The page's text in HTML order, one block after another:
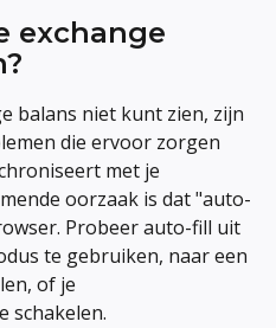
exchange
balans niet kunt zien, zijn
die ervoor zorgen
met je
oorzaak is dat "auto-
Probeer auto-fill uit
te gebruiken, naar een
of je
schakelen.